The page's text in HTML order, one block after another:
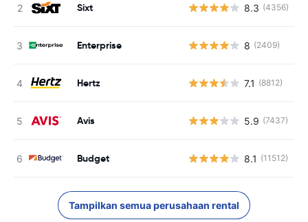
Sixt 8.3 (4356)
Enterprise 8 (2409)
Hertz 7.1 (8812)
Avis 5.9 (7437)
Budget 8.1 (11512)
Tampilkan semua perusahaan rental